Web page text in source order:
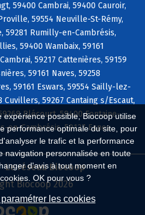
possible, Biocoop utilise
performance optimale du site, pour
le trafic et la performance
navigation personnalisée en toute
d'avis à tout moment en
OK pour vous ?
les cookies
59400 Cambrai, 59400 Cauroir,
59554 Neuville-St-Rémy,
Rumilly-en-Cambrésis,
59400 Wambaix, 59161
59217 Cattenières, 59159
59161 Naves, 59258
59161 Eswars, 59554 Sailly-lez-
Cuvillers, 59267 Cantaing s/Escaut,
Blécourt, 59400 Fontaine-
en-Cambrésis, 59127 Esnes
Le réseau Biocoop
Biocoop 2026